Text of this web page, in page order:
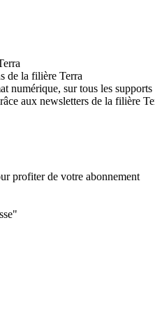
de la filière Terra
numérique, sur tous les supports
aux newsletters de la filière
profiter de votre abonnement